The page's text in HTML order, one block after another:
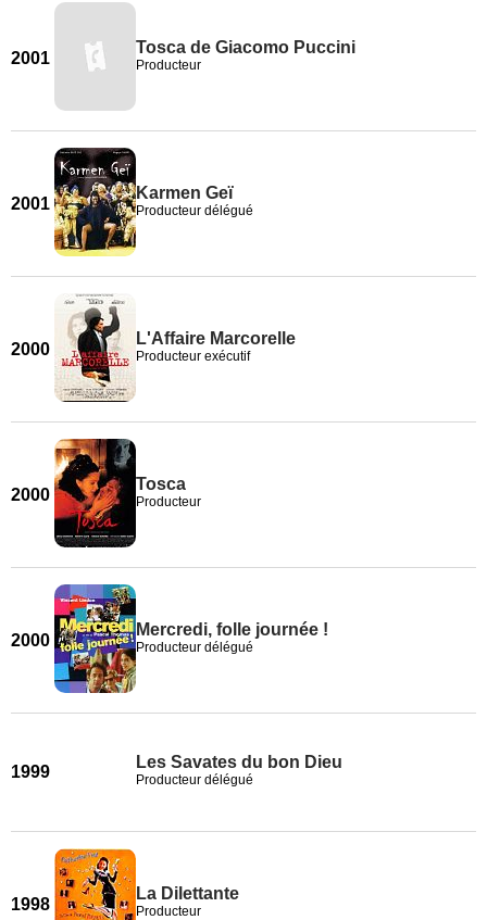
2001
Tosca de Giacomo Puccini
Producteur
2001
Karmen Geï
Producteur délégué
2000
L'Affaire Marcorelle
Producteur exécutif
2000
Tosca
Producteur
2000
Mercredi, folle journée !
Producteur délégué
1999
Les Savates du bon Dieu
Producteur délégué
1998
La Dilettante
Producteur